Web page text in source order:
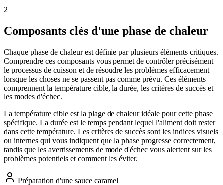
2
Composants clés d'une phase de chaleur
Chaque phase de chaleur est définie par plusieurs éléments critiques.
Comprendre ces composants vous permet de contrôler précisément
le processus de cuisson et de résoudre les problèmes efficacement
lorsque les choses ne se passent pas comme prévu. Ces éléments
comprennent la température cible, la durée, les critères de succès et
les modes d'échec.
La température cible est la plage de chaleur idéale pour cette phase
spécifique. La durée est le temps pendant lequel l'aliment doit rester
dans cette température. Les critères de succès sont les indices visuels
ou internes qui vous indiquent que la phase progresse correctement,
tandis que les avertissements de mode d'échec vous alertent sur les
problèmes potentiels et comment les éviter.
Préparation d'une sauce caramel